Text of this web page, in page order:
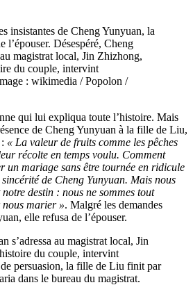
insistantes de Cheng Yunyuan, la
l’épouser. Désespéré, Cheng
magistrat local, Jin Zhizhong,
du couple, intervint
: wikimedia / Popolon /
qui lui expliqua toute l’histoire. Mais
de Cheng Yunyuan à la fille de Liu,
« La valeur de fruits comme les pêches
récolte en temps voulu. Comment
un mariage sans être tournée en ridicule
de Cheng Yunyuan. Mais nous
notre destin : nous ne sommes tout
nous marier ». Malgré les demandes
elle refusa de l’épouser.
s’adressa au magistrat local, Jin
du couple, intervint
persuasion, la fille de Liu finit par
dans le bureau du magistrat.